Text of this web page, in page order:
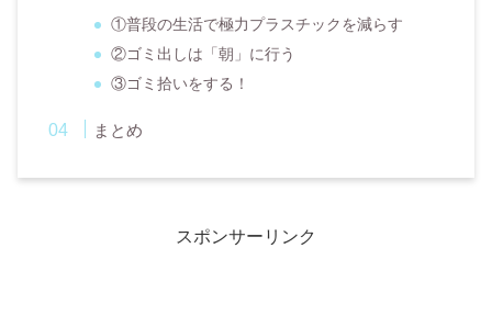
①普段の生活で極力プラスチックを減らす
②ゴミ出しは「朝」に行う
③ゴミ拾いをする！
まとめ
スポンサーリンク